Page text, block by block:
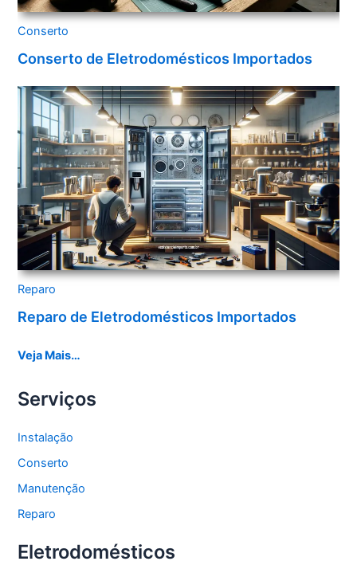
Conserto
Conserto de Eletrodomésticos Importados
Reparo
Reparo de Eletrodomésticos Importados
Veja Mais…
Serviços
Instalação
Conserto
Manutenção
Reparo
Eletrodomésticos